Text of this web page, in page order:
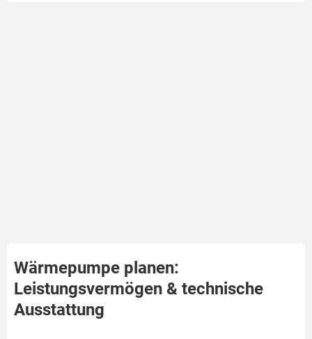
Wärmepumpe planen:
Leistungsvermögen & technische
Ausstattung